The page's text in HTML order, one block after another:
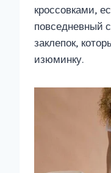
кроссовками,
повседневный
заклепок,
изюминку.